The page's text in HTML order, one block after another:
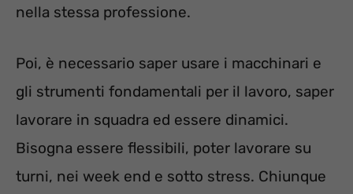
nella stessa professione.
Poi, è necessario saper usare i macchinari e
gli strumenti fondamentali per il lavoro, saper
lavorare in squadra ed essere dinamici.
Bisogna essere flessibili, poter lavorare su
turni, nei week end e sotto stress. Chiunque